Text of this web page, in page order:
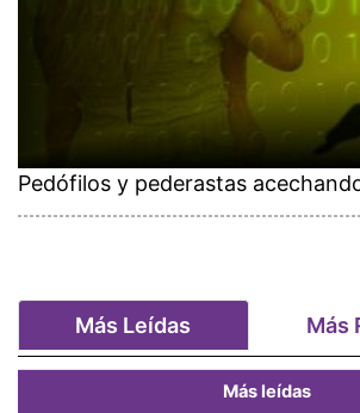
Pedófilos y pederastas
Más Leídas Más
Más leídas